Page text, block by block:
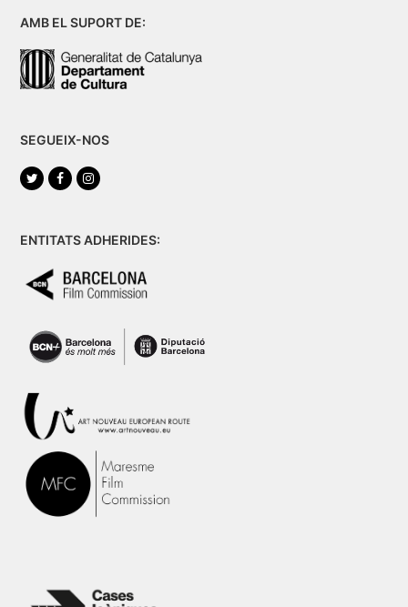
AMB EL SUPORT DE:
SEGUEIX-NOS
TwitterFacebookInstagram
ENTITATS ADHERIDES: